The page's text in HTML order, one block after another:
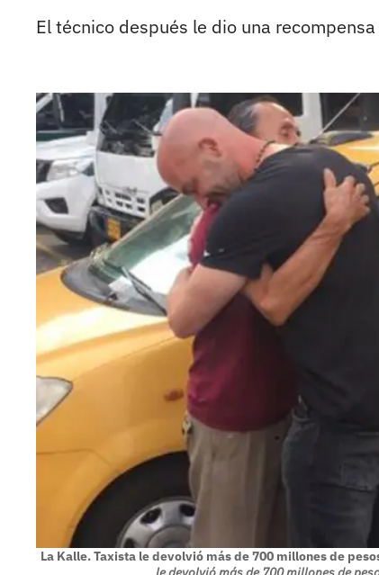
El técnico después le dio una
La Kalle. Taxista le devolvió más de 700 millones de